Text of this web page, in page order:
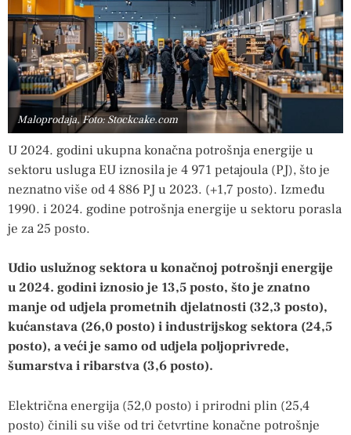
Maloprodaja, Foto: Stockcake.com
U 2024. godini ukupna konačna potrošnja energije u
sektoru usluga EU iznosila je 4 971 petajoula (PJ), što je
neznatno više od 4 886 PJ u 2023. (+1,7 posto). Između
1990. i 2024. godine potrošnja energije u sektoru porasla
je za 25 posto.
Udio uslužnog sektora u konačnoj potrošnji energije
u 2024. godini iznosio je 13,5 posto, što je znatno
manje od udjela prometnih djelatnosti (32,3 posto),
kućanstava (26,0 posto) i industrijskog sektora (24,5
posto), a veći je samo od udjela poljoprivrede,
šumarstva i ribarstva (3,6 posto).
Električna energija (52,0 posto) i prirodni plin (25,4
posto) činili su više od tri četvrtine konačne potrošnje